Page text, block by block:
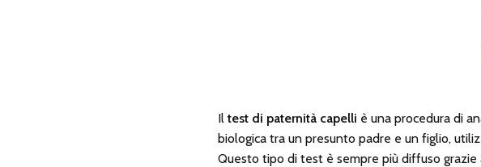
Iltest di paternità capelli è una procedura di
biologica tra un presunto padre e un figlio,
Questo tipo di test è sempre più diffuso